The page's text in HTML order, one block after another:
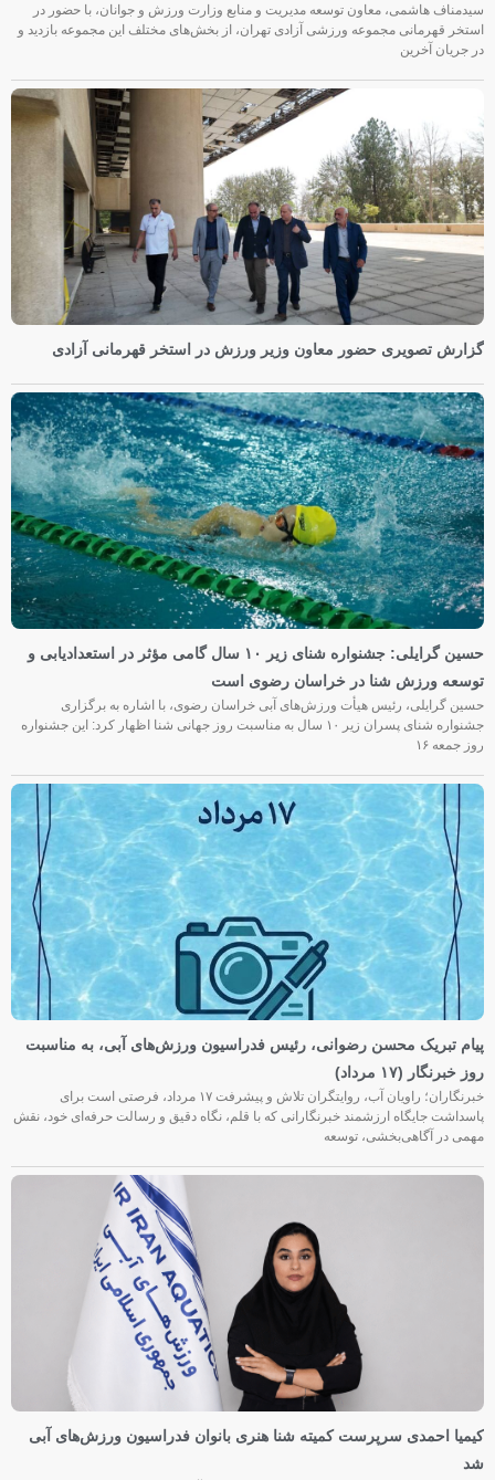
سیدمناف هاشمی، معاون توسعه مدیریت و منابع وزارت ورزش و جوانان، با حضور در
استخر قهرمانی مجموعه ورزشی آزادی تهران، از بخش‌های مختلف این مجموعه بازدید و
در جریان آخرین
گزارش تصویری حضور معاون وزیر ورزش در استخر قهرمانی آزادی
حسین گرایلی: جشنواره شنای زیر ۱۰ سال گامی مؤثر در استعدادیابی و
توسعه ورزش شنا در خراسان رضوی است
حسین گرایلی، رئیس هیأت ورزش‌های آبی خراسان رضوی، با اشاره به برگزاری
جشنواره شنای پسران زیر ۱۰ سال به مناسبت روز جهانی شنا اظهار کرد: این جشنواره
روز جمعه‌ ۱۶
پیام تبریک محسن رضوانی، رئیس فدراسیون ورزش‌های آبی، به مناسبت
روز خبرنگار (۱۷ مرداد)
خبرنگاران؛ راویان آب، روایتگران تلاش و پیشرفت ۱۷ مرداد، فرصتی است برای
پاسداشت جایگاه ارزشمند خبرنگارانی که با قلم، نگاه دقیق و رسالت حرفه‌ای خود، نقش
مهمی در آگاهی‌بخشی، توسعه
کیمیا احمدی سرپرست کمیته شنا هنری بانوان فدراسیون ورزش‌های آبی
شد